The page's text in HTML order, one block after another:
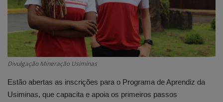
Edições em PDF
Fotos
Divulgação Mineração Usiminas
Estão abertas as inscrições para o Programa de Aprendiz da
Usiminas, que capacita e apoia os primeiros passos